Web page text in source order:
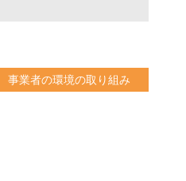
事業者の環境の取り組み